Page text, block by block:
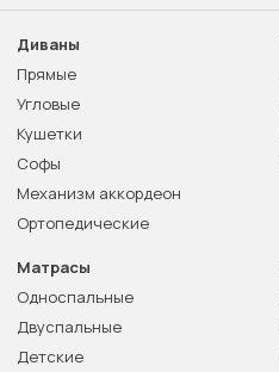
Диваны
Прямые
Угловые
Кушетки
Софы
Механизм аккордеон
Ортопедические
Матрасы
Односпальные
Двуспальные
Детские